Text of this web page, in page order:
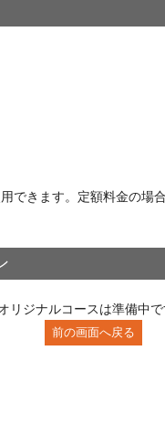
できます。定額料金の場
リジナルコースは準備中で